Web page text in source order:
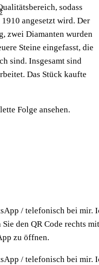
sodass
angesetzt wird. Der
zwei Diamanten wurden
Steine eingefasst, die
sind. Insgesamt sind
Das Stück kaufte
Folge ansehen.
/ telefonisch bei mir.
den QR Code rechts mit
zu öffnen.
/ telefonisch bei mir.